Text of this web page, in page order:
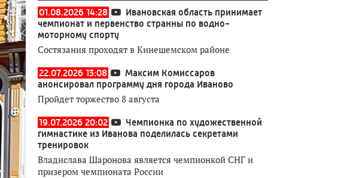
01.08.2026 14:28
Ивановская область принимает
чемпионат и первенство странны по водно-
моторному спорту
Состязания проходят в Кинешемском районе
22.07.2026 13:08
Максим Комиссаров
анонсировал программу дня города Иваново
Пройдет торжество 8 августа
19.07.2026 20:02
Чемпионка по художественной
гимнастике из Иванова поделилась секретами
тренировок
Владислава Шаронова является чемпионкой СНГ и
призером чемпионата России